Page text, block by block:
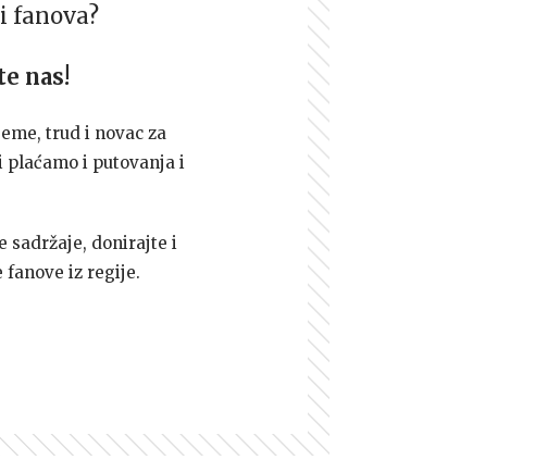
fanova?
nas!
trud i novac za
plaćamo i putovanja i
sadržaje, donirajte i
fanove iz regije.